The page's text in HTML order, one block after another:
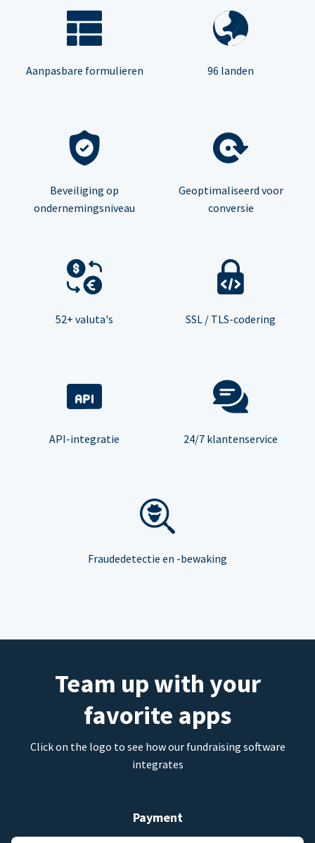
Aanpasbare formulieren 96 landen
Beveiliging op
ondernemingsniveau
Geoptimaliseerd voor
conversie
52+ valuta's SSL / TLS-codering
API-integratie 24/7 klantenservice
Fraudedetectie en -bewaking
Team up with your
favorite apps
Click on the logo to see how our fundraising software
integrates
Payment